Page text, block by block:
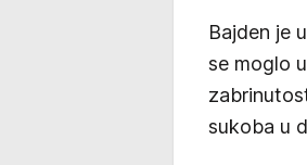
Bajden je
se moglo
sukoba u